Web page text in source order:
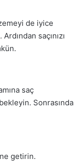
de iyice
saçınızı
saç
Sonrasında
getirin.